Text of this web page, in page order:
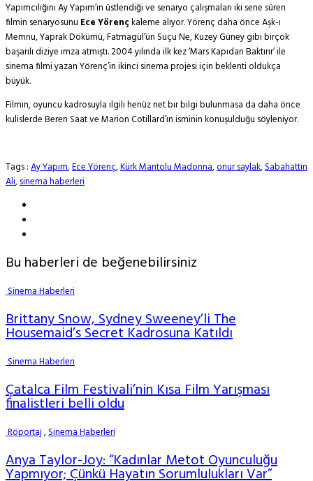
Yapımcılığını Ay Yapım’ın üstlendiği ve senaryo çalışmaları iki sene süren
filmin senaryosunu Ece Yörençkaleme alıyor. Yörenç daha önce Aşk-ı
Memnu, Yaprak Dökümü, Fatmagül’ün Suçu Ne, Kuzey Güney gibi birçok
başarılı diziye imza atmıştı. 2004 yılında ilk kez ‘Mars Kapıdan Baktırır’ ile
sinema filmi yazan Yörenç’in ikinci sinema projesi için beklenti oldukça
büyük.
Filmin, oyuncu kadrosuyla ilgili henüz net bir bilgi bulunmasa da daha önce
kulislerde Beren Saat ve Marion Cotillard’ın isminin konuşulduğu söyleniyor.
Tags :Ay Yapım,Ece Yörenç,Kürk Mantolu Madonna,onur saylak,Sabahattin
Ali,sinema haberleri
Bu haberleri de beğenebilirsiniz
Sinema Haberleri
Brittany Snow, Sydney Sweeney’li The
Housemaid’s Secret Kadrosuna Katıldı
Sinema Haberleri
Çatalca Film Festivali’nin Kısa Film Yarışması
finalistleri belli oldu
Röportaj,Sinema Haberleri
Anya Taylor-Joy: “Kadınlar Metot Oyunculuğu
Yapmıyor; Çünkü Hayatın Sorumlulukları Var”